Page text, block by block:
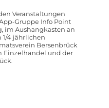
Veranstaltungen
Gruppe Info Point
im Aushangkasten an
4 jährlichen
Bersenbrück
Einzelhandel und der